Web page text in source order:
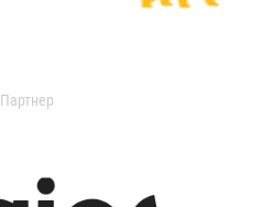
Партнер